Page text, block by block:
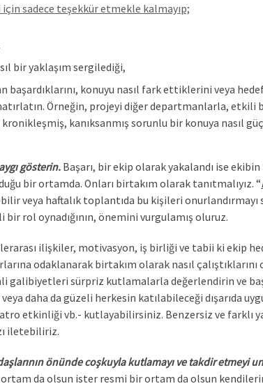
sadece teşekkür etmekle kalmayıp;
bir yaklaşım sergilediği,
başardıklarını, konuyu nasıl fark ettiklerini veya
Örneğin, projeyi diğer departmanlarla, etkili
kronikleşmiş, kanıksanmış sorunlu bir konuya nasıl
gösterin. Başarı, bir ekip olarak yakalandı ise
bir ortamda. Onları birtakım olarak tanıtmalıyız. “
veya haftalık toplantıda bu kişileri onurlandırmayı
bir rol oynadığının, önemini vurgulamış oluruz.
ilişkiler, motivasyon, iş birliği ve tabii ki ekip
odaklanarak birtakım olarak nasıl
sürpriz kutlamalarla değerlendirin ve
daha da güzeli herkesin katılabileceği dışarıda
etkinliği vb.- kutlayabilirsiniz. Benzersiz ve farklı
iletebiliriz.
önünde coşkuyla kutlamayı ve takdir etmeyi
da olsun ister resmi bir ortam da olsun